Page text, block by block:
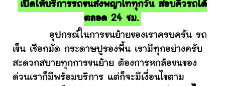
เปิดให้บริการรถขนส่งพญาไททุกวัน สอบคิวรถได้
ตลอด 24 ชม.
อุปกรณ์ในการขนย้ายของเราครบครัน รถ
เข็น เชือกมัด กระดาษปูรองพื้น เรามีทุกอย่างครับ
สะดวกสบายทุกการขนย้าย ต้องการหกล้อขนของ
ด่วนเราก็มีพร้อมบริการ แต่ก็จะมีเงื่อนไขตาม